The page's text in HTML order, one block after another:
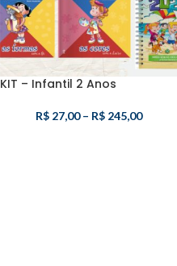
KIT – Infantil 2 Anos
R$27,00 – R$245,00